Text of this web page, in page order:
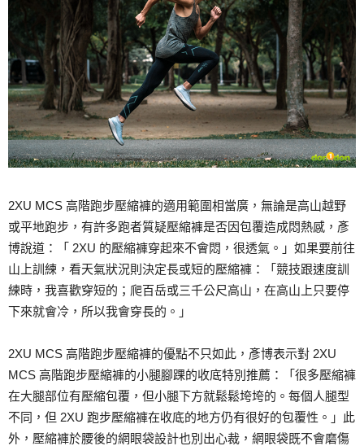
2XU MCS 高階跑步壓縮褲的適用範圍相當廣，無論是高山越野
或平地跑步，有許多跑者質疑壓縮褲是否因包覆造成悶熱感，彥
博說道：「 2XU 的壓縮褲穿起來不會悶，很透氣。」如果要前往
山上訓練，看天氣狀況則決定長或短的壓縮褲：「競技跟速度訓
練時，我喜歡穿短的；爬百岳或三千公尺高山，在高山上只要停
下來就會冷，所以我會穿長的。」
2XU MCS 高階跑步壓縮褲的優點不只如此，彥博表示對 2XU
MCS 高階跑步壓縮褲的小腿腳踝的收底特別推薦：「很多壓縮褲
在大腿部位有壓縮包覆，但小腿下方就鬆鬆垮垮的。每個人腿型
不同，但 2XU 跑步壓縮褲在收底的地方仍有很好的包覆性。」此
外，壓縮褲於腰後的網眼袋設計也別出心裁，網眼袋既不會磨傷